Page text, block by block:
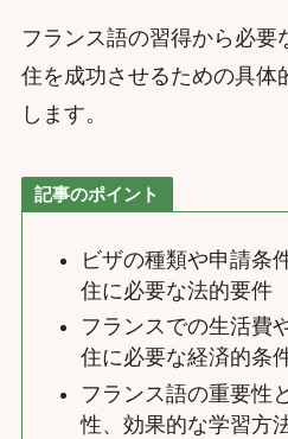
フランス語の習得から必要
住を成功させるための具体
します。
記事のポイント
ビザの種類や申請条
住に必要な法的要件
フランスでの生活費
住に必要な経済的条
フランス語の重要性
性、効果的な学習方